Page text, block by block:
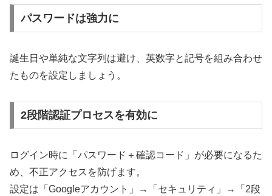
パスワードは強力に
誕生日や単純な文字列は避け、英数字と記号を組み合わせ
たものを設定しましょう。
2段階認証プロセスを有効に
ログイン時に「パスワード＋確認コード」が必要になるた
め、不正アクセスを防げます。
設定は「Googleアカウント」→「セキュリティ」→「2段